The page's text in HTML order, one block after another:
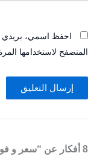
احفظ اسمي، بريدي
المتصفح لاستخدامها